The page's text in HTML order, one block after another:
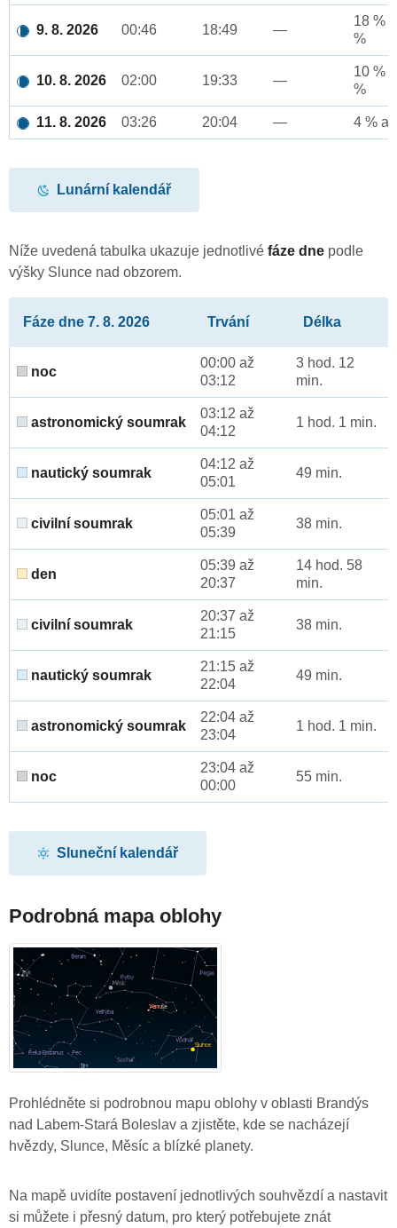
9. 8. 2026 00:46 18:49 —
18 %
%
10. 8. 2026 02:00 19:33 —
10 %
%
11. 8. 2026 03:26 20:04 — 4 %
Lunární kalendář
Níže uvedená tabulka ukazuje jednotlivé fáze dne podle
výšky Slunce nad obzorem.
Fáze dne 7. 8. 2026 Trvání Délka
noc
00:00 až
03:12
3 hod. 12
min.
astronomický soumrak
03:12 až
04:12
1 hod. 1 min.
nautický soumrak
04:12 až
05:01
49 min.
civilní soumrak
05:01 až
05:39
38 min.
den
05:39 až
20:37
14 hod. 58
min.
civilní soumrak
20:37 až
21:15
38 min.
nautický soumrak
21:15 až
22:04
49 min.
astronomický soumrak
22:04 až
23:04
1 hod. 1 min.
noc
23:04 až
00:00
55 min.
Sluneční kalendář
Podrobná mapa oblohy
Prohlédněte si podrobnou mapu oblohy v oblasti Brandýs
nad Labem-Stará Boleslav a zjistěte, kde se nacházejí
hvězdy, Slunce, Měsíc a blízké planety.
Na mapě uvidíte postavení jednotlivých souhvězdí a nastavit
si můžete i přesný datum, pro který potřebujete znát